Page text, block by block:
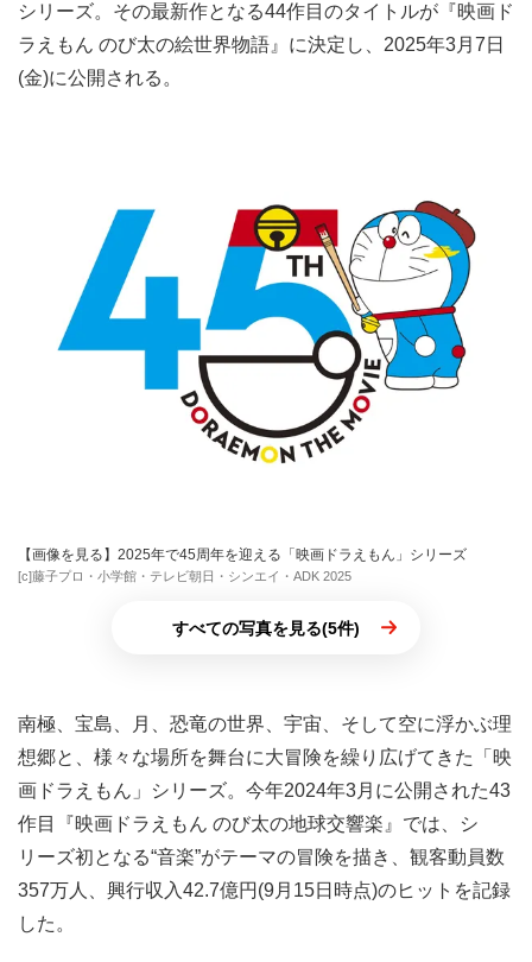
シリーズ。その最新作となる44作目のタイトルが『映画ド
ラえもん のび太の絵世界物語』に決定し、2025年3月7日
(金)に公開される。
【画像を見る】2025年で45周年を迎える「映画ドラえもん」シリーズ
[c]藤子プロ・小学館・テレビ朝日・シンエイ・ADK 2025
すべての写真を見る(5件)
南極、宝島、月、恐竜の世界、宇宙、そして空に浮かぶ理
想郷と、様々な場所を舞台に大冒険を繰り広げてきた「映
画ドラえもん」シリーズ。今年2024年3月に公開された43
作目『映画ドラえもん のび太の地球交響楽』では、シ
リーズ初となる“音楽”がテーマの冒険を描き、観客動員数
357万人、興行収入42.7億円(9月15日時点)のヒットを記録
した。